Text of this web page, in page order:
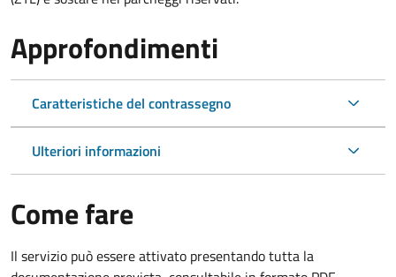
Approfondimenti
Caratteristiche del contrassegno
Ulteriori informazioni
Come fare
Il servizio può essere attivato presentando tutta la